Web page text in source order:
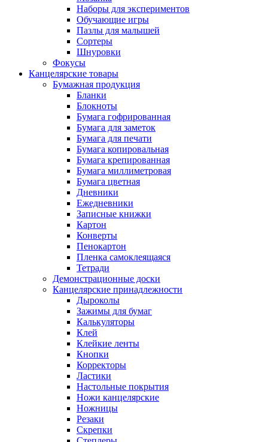
Наборы для экспериментов
Обучающие игры
Пазлы для малышей
Сортеры
Шнуровки
Фокусы
Канцелярские товары
Бумажная продукция
Бланки
Блокноты
Бумага гофрированная
Бумага для заметок
Бумага для печати
Бумага копировальная
Бумага крепированная
Бумага миллиметровая
Бумага цветная
Дневники
Ежедневники
Записные книжки
Картон
Конверты
Пенокартон
Пленка самоклеящаяся
Тетради
Демонстрационные доски
Канцелярские принадлежности
Дыроколы
Зажимы для бумаг
Калькуляторы
Клей
Клейкие ленты
Кнопки
Корректоры
Ластики
Настольные покрытия
Ножи канцелярские
Ножницы
Резаки
Скрепки